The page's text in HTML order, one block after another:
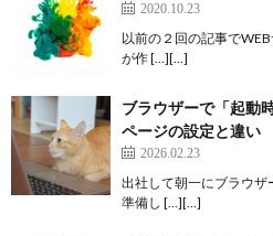
2020.10.23
以前の２回の記事で
が作 […][…]
ブラウザーで「起動
ページの設定と違い
2026.02.23
出社して朝一にブラウザ
準備し […][…]